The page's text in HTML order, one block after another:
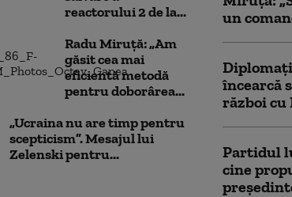
reactorului 2 de la...
Radu Miruță: „Am
găsit cea mai
eficientă metodă
pentru doborârea...
„Ucraina nu are timp pentru
scepticism”. Mesajul lui
Zelenski pentru...
un
încearcă
război cu
Partidul
cine